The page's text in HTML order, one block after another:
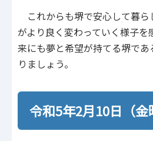
これからも堺で安心して暮ら
がより良く変わっていく様子
来にも夢と希望が持てる堺で
りましょう。
令和5年2月10日（金